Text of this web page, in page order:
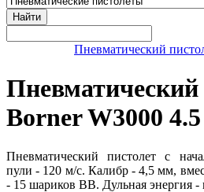
Найти
Пневматический
Пневматический
Borner W3000
Пневматический пистолет с
пули - 120 м/с. Калибр - 4,5 мм,
- 15 шариков ВВ. Дульная энергия -